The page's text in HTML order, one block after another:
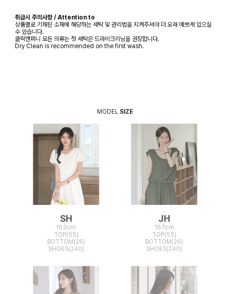
취급시 주의사항 / Attention to
상품별로 기재된 소재에 해당하는 세탁 및 관리법을 지켜주셔야 더 오래 예쁘게 입으실
수 있습니다.
클릭앤퍼니 모든 의류는 첫 세탁은 드라이크리닝을 권장합니다.
Dry Clean is recommended on the first wash.
MODEL SIZE
SH
163cm
TOP(55)
BOTTOM(26)
SHOES(240)
JH
167cm
TOP(55)
BOTTOM(26)
SHOES(240)